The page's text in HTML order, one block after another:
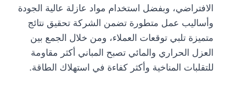
الافتراضي، وبفضل استخدام مواد عازلة عالية الجودة
وأساليب عمل متطورة تضمن الشركة تحقيق نتائج
متميزة تلبي توقعات العملاء، ومن خلال الجمع بين
العزل الحراري والمائي تصبح المباني أكثر مقاومة
للتقلبات المناخية وأكثر كفاءة في استهلاك الطاقة.